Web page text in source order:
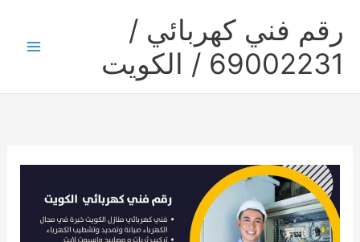
المحتوى
رقم فني كهربائي /
69002231 / الكويت